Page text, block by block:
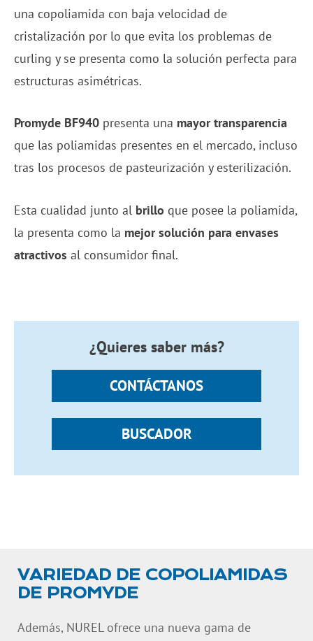
una copoliamida con baja velocidad de
cristalización por lo que evita los problemas de
curling y se presenta como la solución perfecta para
estructuras asimétricas.
Promyde BF940 presenta una mayor transparencia
que las poliamidas presentes en el mercado, incluso
tras los procesos de pasteurización y esterilización.
Esta cualidad junto al brillo que posee la poliamida,
la presenta como la mejor solución para envases
atractivos al consumidor final.
¿Quieres saber más?
CONTÁCTANOS
BUSCADOR
VARIEDAD DE COPOLIAMIDAS
DE PROMYDE
Además, NUREL ofrece una nueva gama de